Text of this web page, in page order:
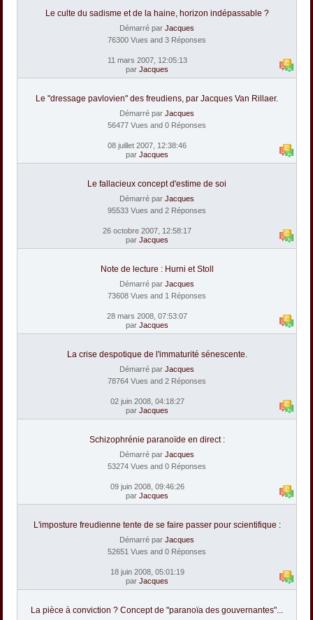
Le culte du sadisme et de la haine, horizon indépassable ?
Démarré par Jacques
76300 Vues and 3 Réponses
11 mars 2007, 12:05:13
par Jacques
Le "dressage pavlovien" des freudiens, par Jacques Van Rillaer.
Démarré par Jacques
56477 Vues and 0 Réponses
08 juillet 2007, 12:38:46
par Jacques
Le fallacieux concept d'estime de soi
Démarré par Jacques
95533 Vues and 2 Réponses
26 octobre 2007, 12:58:17
par Jacques
Note de lecture : Hurni et Stoll
Démarré par Jacques
73608 Vues and 1 Réponses
28 mars 2008, 07:53:07
par Jacques
La crise despotique de l'immaturité sénescente.
Démarré par Jacques
78764 Vues and 2 Réponses
02 juin 2008, 04:18:27
par Jacques
Schizophrénie paranoïde en direct :
Démarré par Jacques
53274 Vues and 0 Réponses
09 juin 2008, 09:46:26
par Jacques
L'imposture freudienne tente de se faire passer pour scientifique :
Démarré par Jacques
52651 Vues and 0 Réponses
18 juin 2008, 05:01:19
par Jacques
La pièce à conviction ? Concept de "paranoïa des gouvernantes"...